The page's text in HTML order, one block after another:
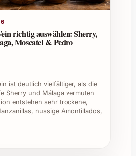
der Wein ein
Ambiente und hinterlässt
Eindruck.
der Eleganz und Frische
GPS Lower Duivenhoks
2021 verführen und
Genussmomente.
und überzeugen Sie sich
Wein Ihre Anlässe auf
richtig auswählen: Sherry,
Moscatel & Pedro
ist deutlich vielfältiger, als die
Sherry und Málaga vermuten
entstehen sehr trockene,
nussige Amontillados,